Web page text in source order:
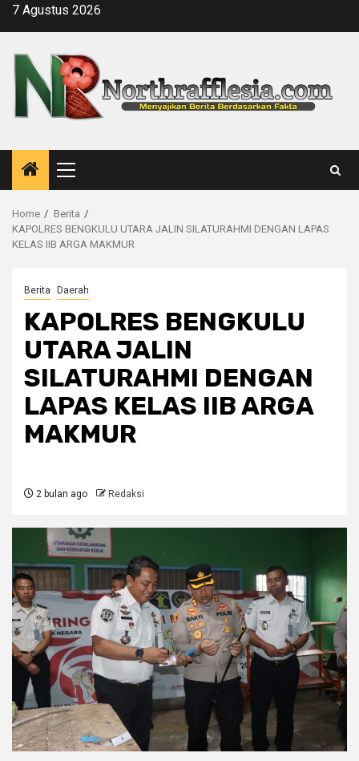
Skip7 Agustus 2026
Primary
Menu
Home
Berita
KAPOLRES BENGKULU UTARA JALIN SILATURAHMI DENGAN LAPAS
KELAS IIB ARGA MAKMUR
Berita Daerah
KAPOLRES BENGKULU
UTARA JALIN
SILATURAHMI DENGAN
LAPAS KELAS IIB ARGA
MAKMUR
2 bulan ago Redaksi